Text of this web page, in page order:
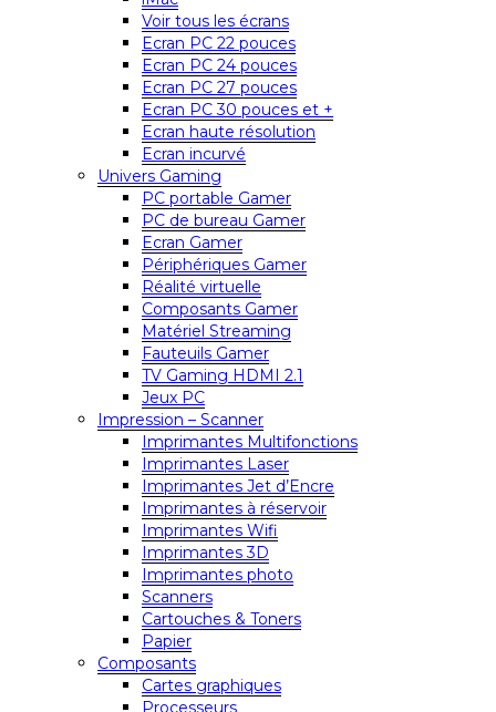
Voir tous les écrans
Ecran PC 22 pouces
Ecran PC 24 pouces
Ecran PC 27 pouces
Ecran PC 30 pouces et +
Ecran haute résolution
Ecran incurvé
Univers Gaming
PC portable Gamer
PC de bureau Gamer
Ecran Gamer
Périphériques Gamer
Réalité virtuelle
Composants Gamer
Matériel Streaming
Fauteuils Gamer
TV Gaming HDMI 2.1
Jeux PC
Impression – Scanner
Imprimantes Multifonctions
Imprimantes Laser
Imprimantes Jet d’Encre
Imprimantes à réservoir
Imprimantes Wifi
Imprimantes 3D
Imprimantes photo
Scanners
Cartouches & Toners
Papier
Composants
Cartes graphiques
Processeurs